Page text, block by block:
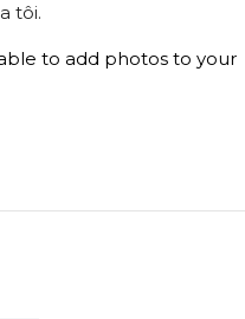
tôi.
to add photos to your